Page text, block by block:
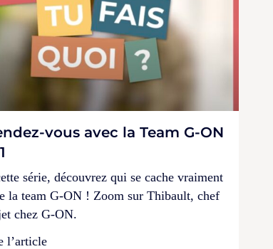
vous avec la Team G-ON
série, découvrez qui se cache vraiment
la team G-ON ! Zoom sur Thibault, chef
chez G-ON.
l’article